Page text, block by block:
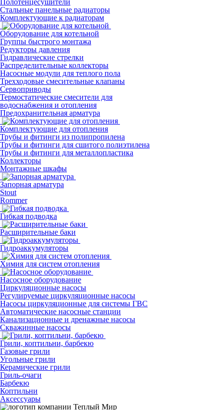
Полотенцесушители
Стальные панельные радиаторы
Комплектующие к радиаторам
Оборудование для котельной
Группы быстрого монтажа
Редукторы давления
Гидравлические стрелки
Распределительные коллекторы
Насосные модули для теплого пола
Трехходовые смесительные клапаны
Сервоприводы
Термостатические смесители для
водоснабжения и отопления
Предохранительная арматура
Комплектующие для отопления
Трубы и фитинги из полипропилена
Трубы и фитинги для сшитого полиэтилена
Трубы и фитинги для металлопластика
Коллекторы
Монтажные шкафы
Запорная арматура
Stout
Rommer
Гибкая подводка
Расширительные баки
Гидроаккумуляторы
Химия для систем отопления
Насосное оборудование
Циркуляционные насосы
Регулируемые циркуляционные насосы
Насосы циркуляционные для системы ГВС
Автоматические насосные станции
Канализационные и дренажные насосы
Скважинные насосы
Грили, коптильни, барбекю
Газовые грили
Угольные грили
Керамические грили
Гриль-очаги
Барбекю
Коптильни
Аксессуары